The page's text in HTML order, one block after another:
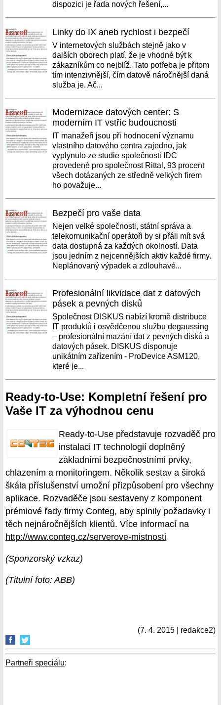
dispozici je řada nových řešení,...
Linky do IX aneb rychlost i bezpečí
V internetových službách stejně jako v
dalších oborech platí, že je vhodné být k
zákazníkům co nejblíž. Tato potřeba je přitom
tím intenzivnější, čím datově náročnější daná
služba je. Ač...
Modernizace datových center: S
moderním IT vstříc budoucnosti
IT manažeři jsou při hodnocení významu
vlastního datového centra zajedno, jak
vyplynulo ze studie společnosti IDC
provedené pro společnost Rittal, 93 procent
všech dotázaných ze středně velkých firem
ho považuje...
Bezpečí pro vaše data
Nejen velké společnosti, státní správa a
telekomunikační operátoři by si přáli mít svá
data dostupná za každých okolností. Data
jsou jedním z nejcennějších aktiv každé firmy.
Neplánovaný výpadek a zdlouhavé...
Profesionální likvidace dat z datových
pásek a pevných disků
Společnost DISKUS nabízí kromě distribuce
IT produktů i osvědčenou službu degaussing
– profesionální mazání dat z pevných disků a
datových pásek. DISKUS disponuje
unikátním zařízením - ProDevice ASM120,
které je...
Ready-to-Use: Kompletní řešení pro
Vaše IT za výhodnou cenu
Ready-to-Use představuje rozvaděč pro
instalaci IT technologií doplněný
základními bezpečnostními prvky,
chlazením a monitoringem. Několik sestav a široká
škála příslušenství umožní přizpůsobení pro všechny
aplikace. Rozvaděče jsou sestaveny z komponent
prémiové řady firmy Conteg, aby splnily požadavky i
těch nejnáročnějších klientů. Více informací na
http://www.conteg.cz/serverove-mistnosti
(Sponzorský vzkaz)
(Titulní foto: ABB)
(7. 4. 2015 | redakce2)
Partneři speciálu: